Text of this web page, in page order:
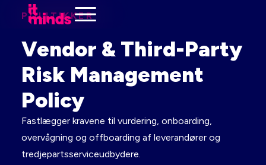
POLITIKKER
Vendor & Third-Party
Risk Management
Policy
Fastlægger kravene til vurdering, onboarding,
overvågning og offboarding af leverandører og
tredjepartsserviceudbydere.